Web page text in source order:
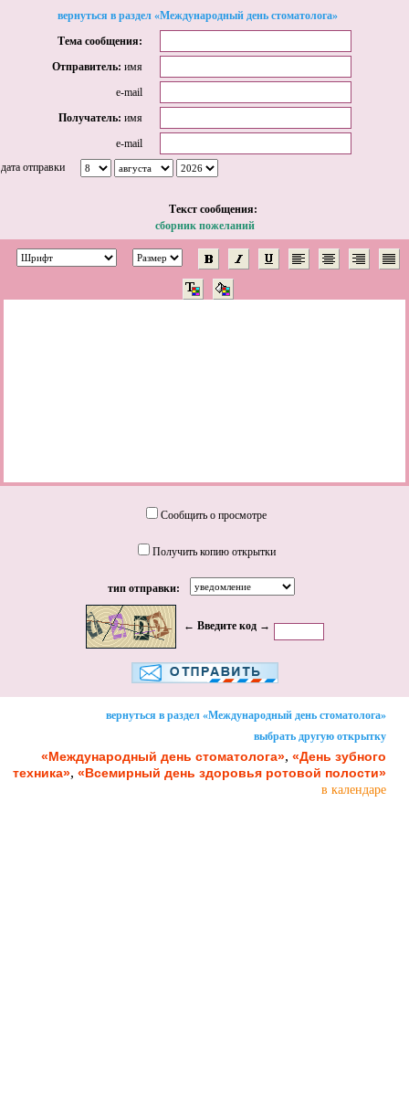
вернуться в раздел «Международный день стоматолога»
Тема сообщения:
Отправитель: имя
e-mail
Получатель: имя
e-mail
дата отправки
Tекст сообщения:
сборник пожеланий
Сообщить о просмотре
Получить копию открытки
тип отправки:
← Введите код →
вернуться в раздел «Международный день стоматолога»
выбрать другую открытку
«Международный день стоматолога», «День зубного
техника», «Всемирный день здоровья ротовой полости»
в календаре